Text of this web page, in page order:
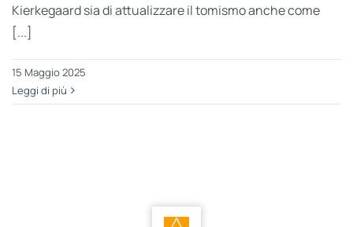
Kierkegaard sia di attualizzare il tomismo anche come
[...]
15 Maggio 2025
Leggi di più